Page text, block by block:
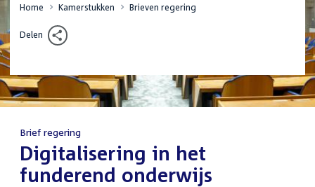
Home Kamerstukken Brieven regering
Delen
Brief regering
:Digitalisering in het
funderend onderwijs